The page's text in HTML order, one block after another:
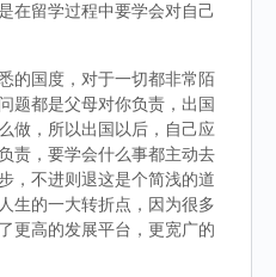
在留学过程中要学会对自己
的国度，对于一切都非常陌
题都是父母对你负责，出国
做，所以出国以后，自己应
责，要学会什么事都主动去
，不进则退这是个简浅的道
生的一大转折点，因为很多
更高的发展平台，更宽广的